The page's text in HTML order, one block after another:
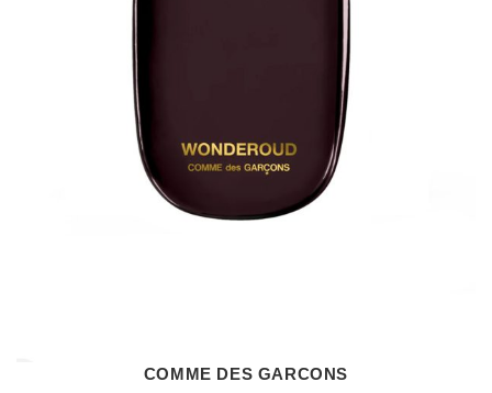
COMME DES GARCONS